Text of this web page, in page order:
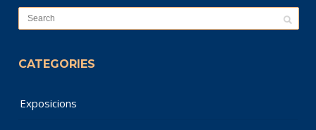
CATEGORIES
Exposicions